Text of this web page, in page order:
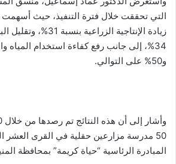
التي تحققت خلال فترة التنفيذ، حيث
زيادة الإنتاجية
و50% على التوالي.
50 مدرسة مزارعين حقلية في القرى
المبادرة الرئاسية “حياة كريمة” بمحافظة